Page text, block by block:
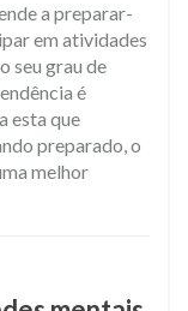
a preparar-
em atividades
seu grau de
é
esta que
preparado, o
melhor